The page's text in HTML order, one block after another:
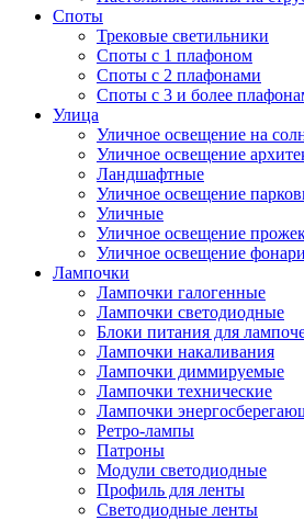
Споты
Трековые светильники
Споты с 1 плафоном
Споты с 2 плафонами
Споты с 3 и более
Улица
Уличное освещение на
Уличное освещение
Ландшафтные
Уличное освещение
Уличные
Уличное освещение
Уличное освещение
Лампочки
Лампочки галогенные
Лампочки светодиодные
Блоки питания для
Лампочки накаливания
Лампочки диммируемые
Лампочки технические
Лампочки
Ретро-лампы
Патроны
Модули светодиодные
Профиль для ленты
Светодиодные ленты